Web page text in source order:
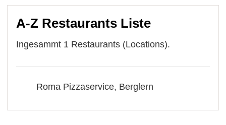
A-Z Restaurants Liste
Ingesammt 1 Restaurants (Locations).
Roma Pizzaservice, Berglern